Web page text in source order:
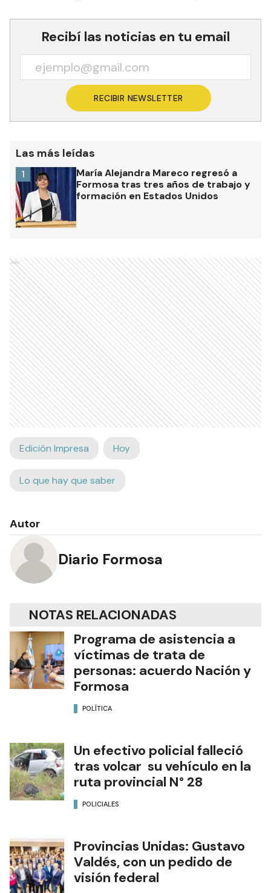
Recibí las noticias en tu email
RECIBIR NEWSLETTER
Las más leídas
María Alejandra Mareco regresó a
Formosa tras tres años de trabajo y
formación en Estados Unidos
1
Ads
Edición Impresa Hoy
Lo que hay que saber
Autor
Diario Formosa
NOTAS RELACIONADAS
Programa de asistencia a
víctimas de trata de
personas: acuerdo Nación y
Formosa
POLÍTICA
Un efectivo policial falleció
tras volcar su vehículo en la
ruta provincial N° 28
POLICIALES
Provincias Unidas: Gustavo
Valdés, con un pedido de
visión federal